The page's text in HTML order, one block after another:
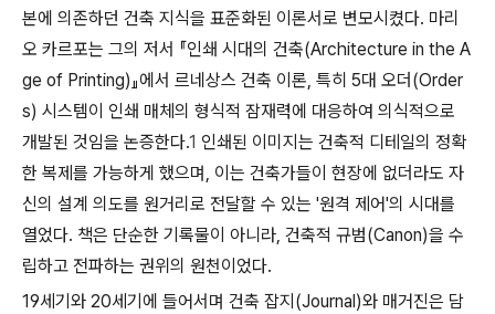
본에 의존하던 건축 지식을 표준화된 이론서로 변모시켰다. 마리
오 카르포는 그의 저서 『인쇄 시대의 건축(Architecture in the A
ge of Printing)』에서 르네상스 건축 이론, 특히 5대 오더(Order
s) 시스템이 인쇄 매체의 형식적 잠재력에 대응하여 의식적으로
개발된 것임을 논증한다.1 인쇄된 이미지는 건축적 디테일의 정확
한 복제를 가능하게 했으며, 이는 건축가들이 현장에 없더라도 자
신의 설계 의도를 원거리로 전달할 수 있는 '원격 제어'의 시대를
열었다. 책은 단순한 기록물이 아니라, 건축적 규범(Canon)을 수
립하고 전파하는 권위의 원천이었다.
19세기와 20세기에 들어서며 건축 잡지(Journal)와 매거진은 담